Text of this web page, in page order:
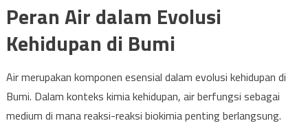
Peran Air dalam Evolusi
Kehidupan di Bumi
Air merupakan komponen esensial dalam evolusi kehidupan di
Bumi. Dalam konteks kimia kehidupan, air berfungsi sebagai
medium di mana reaksi-reaksi biokimia penting berlangsung.